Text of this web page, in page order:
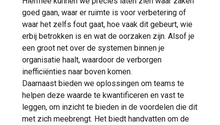
goed gaan, waar er ruimte is voor verbetering of
waar het zelfs fout gaat, hoe vaak dit gebeurt, wie
erbij betrokken is en wat de oorzaken zijn. Alsof je
een groot net over de systemen binnen je
organisatie haalt, waardoor de verborgen
inefficiënties naar boven komen.
Daarnaast bieden we oplossingen om teams te
helpen deze waarde te kwantificeren en vast te
leggen, om inzicht te bieden in de voordelen die dit
met zich meebrengt. Het biedt handvatten om de